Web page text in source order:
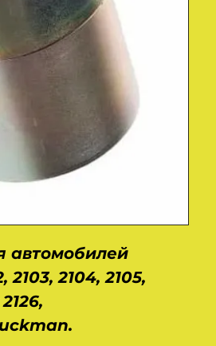
автомобилей
2103, 2104, 2105,